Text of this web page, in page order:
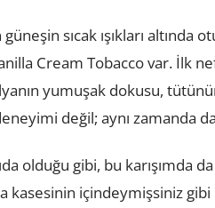
sıcak ışıkları
Cream Tobacco var. İlk
yumuşak dokusu,
değil; aynı zamanda
olduğu gibi, bu karışımda
kasesinin içindeymişsiniz